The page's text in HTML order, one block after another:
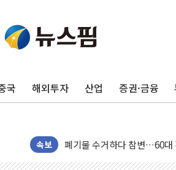
국 해외투자 산업 증권·금융
속보
이번주 국내 주요 금융일정
美, 이란전 출구전략 만지작
폐기물 수거하다 참변…60대
서울 중랑구 주택가서 흉기